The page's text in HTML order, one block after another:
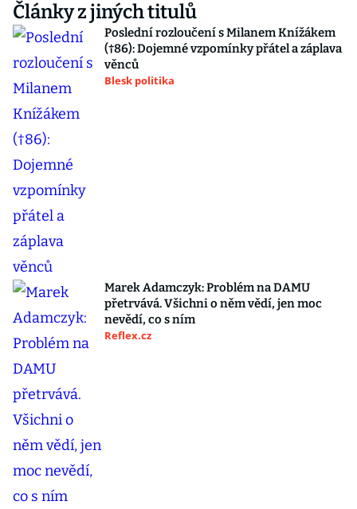
Články z jiných titulů
Poslední rozloučení s Milanem Knížákem
(†86): Dojemné vzpomínky přátel a záplava
věnců
Blesk politika
Marek Adamczyk: Problém na DAMU
přetrvává. Všichni o něm vědí, jen moc
nevědí, co s ním
Reflex.cz